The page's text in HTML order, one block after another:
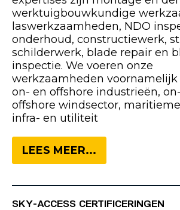
werktuigbouwkundige
laswerkzaamheden, NDO
onderhoud, constructiewerk,
schilderwerk, blade repair en
inspectie. We voeren onze
werkzaamheden
on- en offshore industrieën,
offshore windsector,
infra- en utiliteit
LEES MEER...
SKY-ACCESS CERTIFICERINGEN